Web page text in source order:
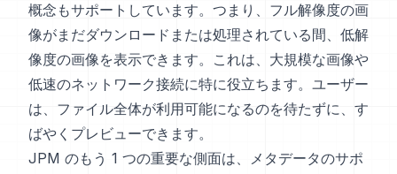
概念もサポートしています。つまり、フル解像度の画
像がまだダウンロードまたは処理されている間、低解
像度の画像を表示できます。これは、大規模な画像や
低速のネットワーク接続に特に役立ちます。ユーザー
は、ファイル全体が利用可能になるのを待たずに、す
ばやくプレビューできます。
JPM のもう 1 つの重要な側面は、メタデータのサポ